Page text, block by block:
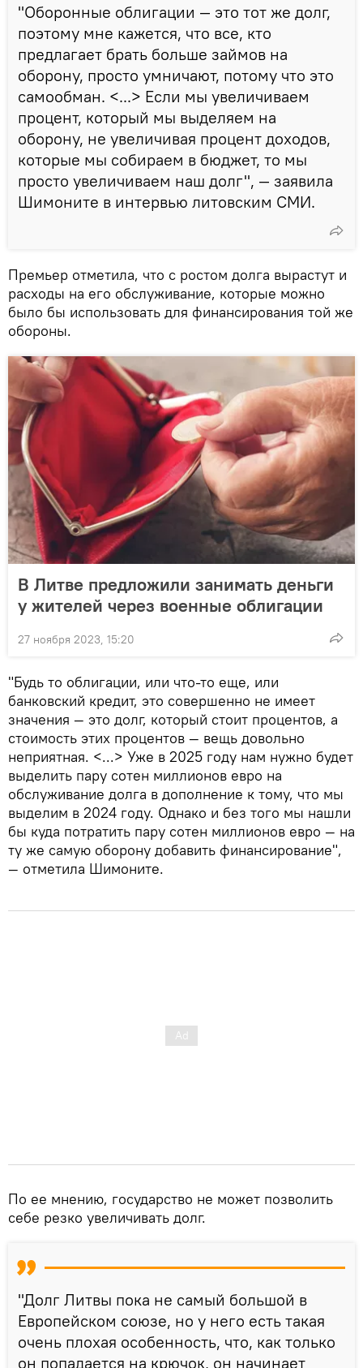
"Оборонные облигации — это тот же долг,
поэтому мне кажется, что все, кто
предлагает брать больше займов на
оборону, просто умничают, потому что это
самообман. <...> Если мы увеличиваем
процент, который мы выделяем на
оборону, не увеличивая процент доходов,
которые мы собираем в бюджет, то мы
просто увеличиваем наш долг", — заявила
Шимоните в интервью литовским СМИ.
Премьер отметила, что с ростом долга вырастут и
расходы на его обслуживание, которые можно
было бы использовать для финансирования той же
обороны.
В Литве предложили занимать деньги
у жителей через военные облигации
27 ноября 2023, 15:20
"Будь то облигации, или что-то еще, или
банковский кредит, это совершенно не имеет
значения — это долг, который стоит процентов, а
стоимость этих процентов — вещь довольно
неприятная. <...> Уже в 2025 году нам нужно будет
выделить пару сотен миллионов евро на
обслуживание долга в дополнение к тому, что мы
выделим в 2024 году. Однако и без того мы нашли
бы куда потратить пару сотен миллионов евро — на
ту же самую оборону добавить финансирование",
— отметила Шимоните.
По ее мнению, государство не может позволить
себе резко увеличивать долг.
"Долг Литвы пока не самый большой в
Европейском союзе, но у него есть такая
очень плохая особенность, что, как только
он попадается на крючок, он начинает